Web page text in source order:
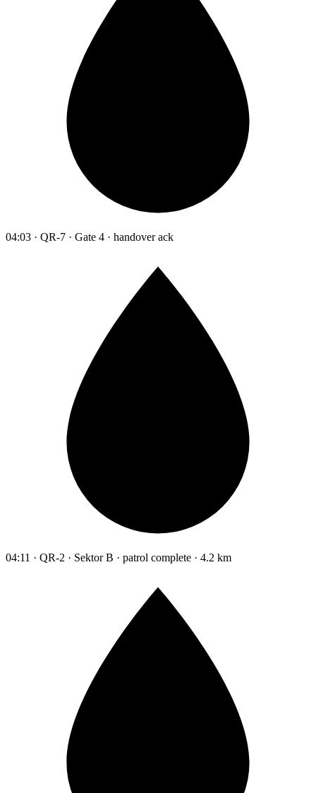
04:03 · QR-7 · Gate 4 · handover ack
04:11 · QR-2 · Sektor B · patrol complete · 4.2 km